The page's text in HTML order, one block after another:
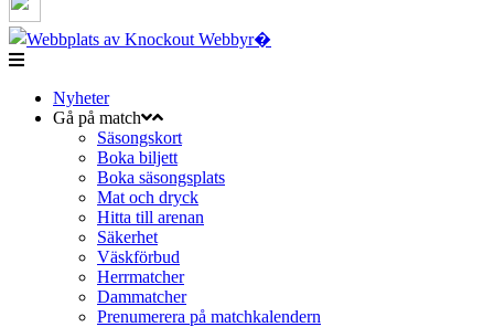
Nyheter
Gå på match
Säsongskort
Boka biljett
Boka säsongsplats
Mat och dryck
Hitta till arenan
Säkerhet
Väskförbud
Herrmatcher
Dammatcher
Prenumerera på matchkalendern